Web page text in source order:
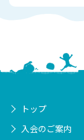
トップ
入会のご案内